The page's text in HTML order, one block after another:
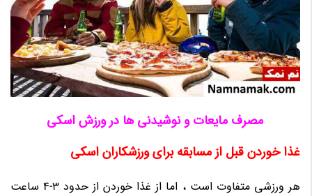
مصرف مایعات و نوشیدنی ها در ورزش اسکی
غذا خوردن قبل از مسابقه برای ورزشکاران اسکی
هر ورزشی متفاوت است ، اما از غذا خوردن از حدود 3-4 ساعت